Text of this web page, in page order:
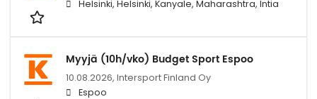
Helsinki, Helsinki, Kanyale, Maharashtra, Intia
Myyjä (10h/vko) Budget Sport Espoo
10.08.2026, Intersport Finland Oy
Espoo